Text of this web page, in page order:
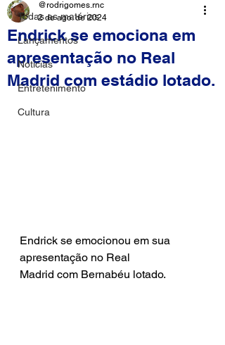
Todas as matérias
Lançamentos
Notícias
Entretenimento
Cultura
Endrick se emociona em
apresentação no Real
Madrid com estádio lotado.
@rodrigomes.rnc
2 de ago. de 2024
Endrick se emocionou em sua
apresentação no Real
Madrid com Bernabéu lotado.